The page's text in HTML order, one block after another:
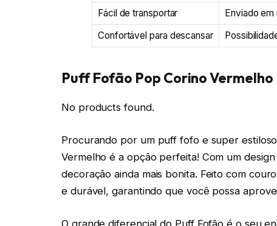
Fácil de transportar
Enviado
Confortável para descansar
Puff Fofão Pop Corino Vermelho
No products found.
Procurando por um puff fofo e super
Vermelho é a opção perfeita! Com um
decoração ainda mais bonita. Feito com
e durável, garantindo que você possa
O grande diferencial do Puff Fofão é o seu